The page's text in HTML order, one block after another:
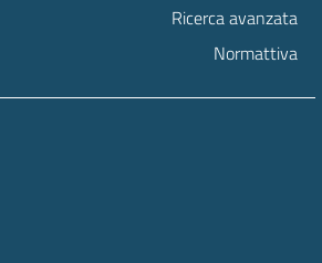
Ricerca avanzata
Normattiva